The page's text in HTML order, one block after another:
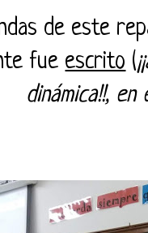
de este
fue escrito (
dinámica!!,